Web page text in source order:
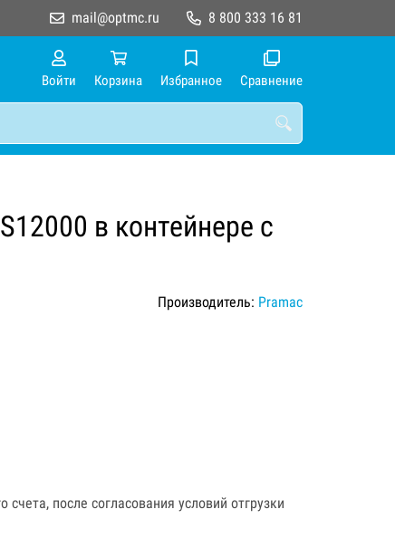
8 800 333 16 81
mail@optmc.ru
Войти Корзина Избранное Сравнение
в контейнере с
Производитель: Pramac
после согласования условий отгрузки